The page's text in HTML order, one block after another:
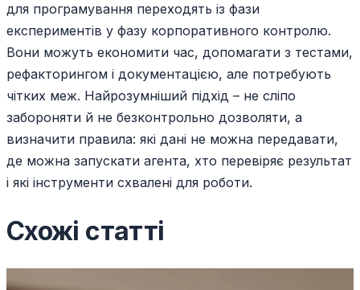
для програмування переходять із фази
експериментів у фазу корпоративного контролю.
Вони можуть економити час, допомагати з тестами,
рефакторингом і документацією, але потребують
чітких меж. Найрозумніший підхід – не сліпо
забороняти й не безконтрольно дозволяти, а
визначити правила: які дані не можна передавати,
де можна запускати агента, хто перевіряє результат
і які інструменти схвалені для роботи.
Схожі статті